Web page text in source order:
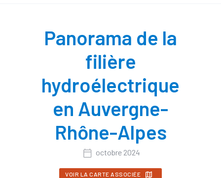
Panorama de la
filière
hydroélectrique
en Auvergne-
Rhône-Alpes
octobre 2024
VOIR LA CARTE ASSOCIÉE